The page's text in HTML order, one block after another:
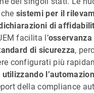
sistemi per il
di
facilita l’
di sicurezza,
configurati più
utilizzando
della compliance